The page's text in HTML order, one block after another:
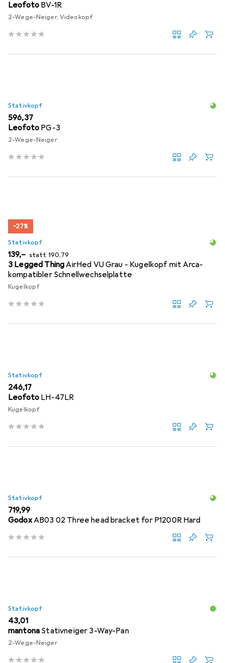
Leofoto BV-1R
2-Wege-Neiger, Videokopf
Stativkopf
EUR
596,37
Leofoto PG-3
2-Wege-Neiger
−27%
Stativkopf
EUR
139,– statt EUR
190,79
3 Legged ThingAirHed VU Grau - Kugelkopf mit Arca-
kompatibler Schnellwechselplatte
Kugelkopf
Stativkopf
EUR
246,17
Leofoto LH-47LR
Kugelkopf
Stativkopf
EUR
719,99
GodoxAB03 02 Three head bracket for P1200R Hard
Stativkopf
EUR
43,01
mantona Stativneiger 3-Way-Pan
2-Wege-Neiger